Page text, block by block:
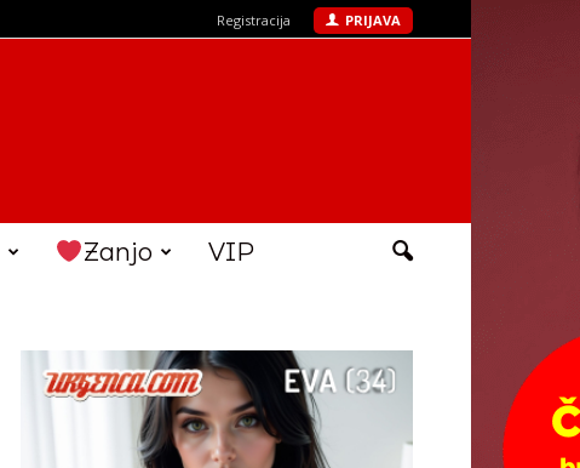
Registracija PRIJAVA
Zanjo VIP